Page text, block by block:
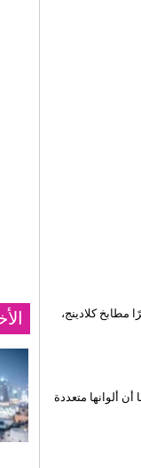
مطابخ كلادينج،
ألوانها متعددة